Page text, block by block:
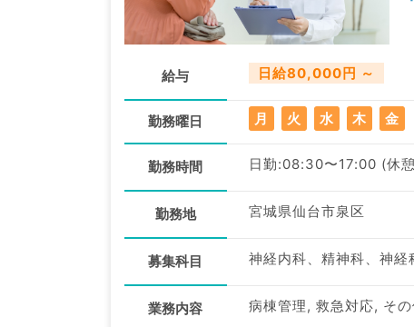
給与 日給80,000円 ～
勤務曜日 月 火 水 木 金
勤務時間 日勤:08:30〜17:00 (休
勤務地 宮城県仙台市泉区
募集科目
業務内容 病棟管理, 救急対応, そ